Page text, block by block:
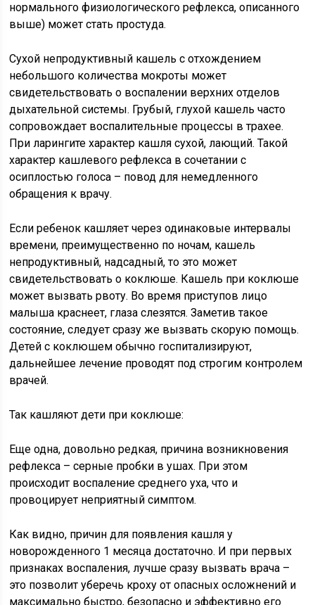
нормального физиологического рефлекса, описанного
выше) может стать простуда.
Сухой непродуктивный кашель с отхождением
небольшого количества мокроты может
свидетельствовать о воспалении верхних отделов
дыхательной системы. Грубый, глухой кашель часто
сопровождает воспалительные процессы в трахее.
При ларингите характер кашля сухой, лающий. Такой
характер кашлевого рефлекса в сочетании с
осиплостью голоса – повод для немедленного
обращения к врачу.
Если ребенок кашляет через одинаковые интервалы
времени, преимущественно по ночам, кашель
непродуктивный, надсадный, то это может
свидетельствовать о коклюше. Кашель при коклюше
может вызвать рвоту. Во время приступов лицо
малыша краснеет, глаза слезятся. Заметив такое
состояние, следует сразу же вызвать скорую помощь.
Детей с коклюшем обычно госпитализируют,
дальнейшее лечение проводят под строгим контролем
врачей.
Так кашляют дети при коклюше:
Еще одна, довольно редкая, причина возникновения
рефлекса – серные пробки в ушах. При этом
происходит воспаление среднего уха, что и
провоцирует неприятный симптом.
Как видно, причин для появления кашля у
новорожденного 1 месяца достаточно. И при первых
признаках воспаления, лучше сразу вызвать врача –
это позволит уберечь кроху от опасных осложнений и
максимально быстро, безопасно и эффективно его